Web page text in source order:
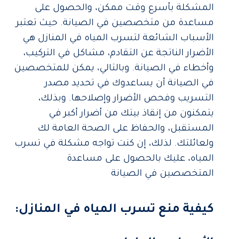
المشكلة بأسرع وقت ممكن، والحصول على
مساعدة من متخصصين في الصيانة. حيث تعتبر
الأسباب الشائعة لتسرب المياه في المنازل هي
الأضرار الناتجة عن التقادم، مشاكل في التركيب،
وأخطاء في الصيانة. وبالتالي، يمكن للمتخصصين
في الصيانة أن يساعدوك في تحديد مصدر
التسريب وفحص الأضرار وإصلاحها. وبذلك،
يتمكنون من إنقاذ بيتك من أضرار أكبر في
المستقبل، والحفاظ على الصحة العامة لك
ولعائلتك. لذلك، إن كنت تواجه مشكلة في تسرب
المياه، عليك بالحصول على مساعدة
المتخصصين في الصيانة
كيفية منع تسرب المياه في المنازل: